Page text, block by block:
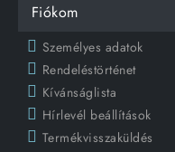
Fiókom
Személyes adatok
Rendeléstörténet
Kívánságlista
Hírlevél beállítások
Termékvisszaküldés